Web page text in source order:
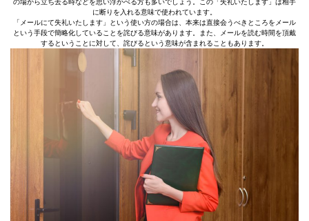
の場から立ち去る時などを思い浮かべる方も多いでしょう。この「失礼いたします」は相手
に断りを入れる意味で使われています。
「メールにて失礼いたします」という使い方の場合は、本来は直接会うべきところをメール
という手段で簡略化していることを詫びる意味があります。また、メールを読む時間を頂戴
するということに対して、詫びるという意味が含まれることもあります。